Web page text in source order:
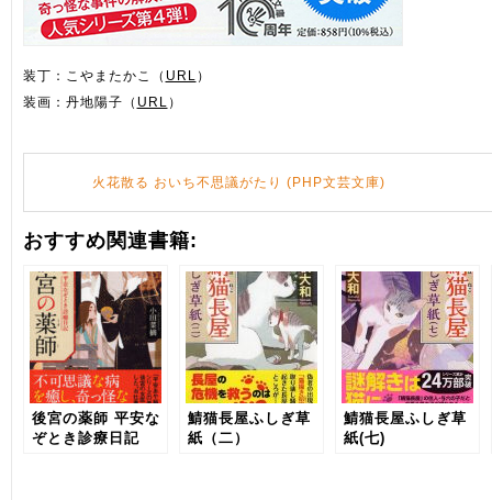
装丁：こやまたかこ（ URL ）
装画：丹地陽子（ URL ）
火花散る おいち不思議がたり (PHP文芸文庫)
おすすめ関連書籍:
後宮の薬師 平安な
ぞとき診療日記
鯖猫長屋ふしぎ草
紙（二）
鯖猫長屋ふしぎ草
紙(七)